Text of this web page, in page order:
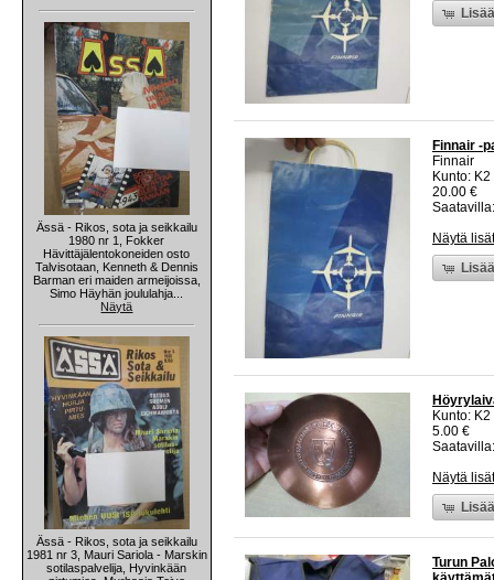
Ässä - Rikos, sota ja seikkailu
1980 nr 1, Fokker
Hävittäjälentokoneiden osto
Talvisotaan, Kenneth & Dennis
Barman eri maiden armeijoissa,
Simo Häyhän joululahja...
Näytä
Ässä - Rikos, sota ja seikkailu
1981 nr 3, Mauri Sariola - Marskin
sotilaspalvelija, Hyvinkään
Finnair -
Finnair
Kunto:
20.00 €
Näytä
Kunto:
5.00 €
Näytä
Turun